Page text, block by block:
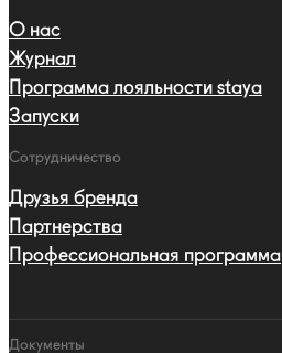
О нас
Журнал
Программа лояльности staya
Запуски
Сотрудничество
Друзья бренда
Партнерства
Профессиональная программа
Документы